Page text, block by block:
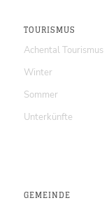
TOURISMUS
Achental Tourismus
Winter
Sommer
Unterkünfte
GEMEINDE